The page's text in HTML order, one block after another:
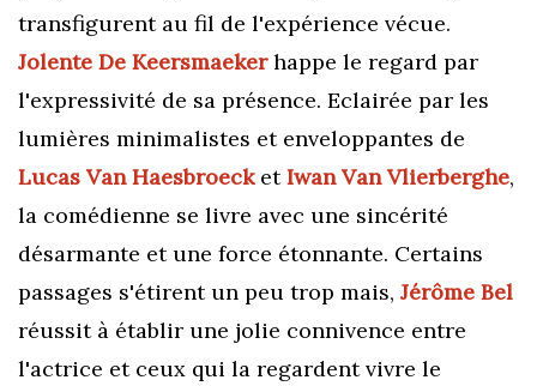
transfigurent au fil de l'expérience vécue.
Jolente De Keersmaekerhappe le regard par
l'expressivité de sa présence. Eclairée par les
lumières minimalistes et enveloppantes de
Lucas Van Haesbroeck etIwan Van Vlierberghe,
la comédienne se livre avec une sincérité
désarmante et une force étonnante. Certains
passages s'étirent un peu trop mais, Jérôme Bel
réussit à établir une jolie connivence entre
l'actrice et ceux qui la regardent vivre le